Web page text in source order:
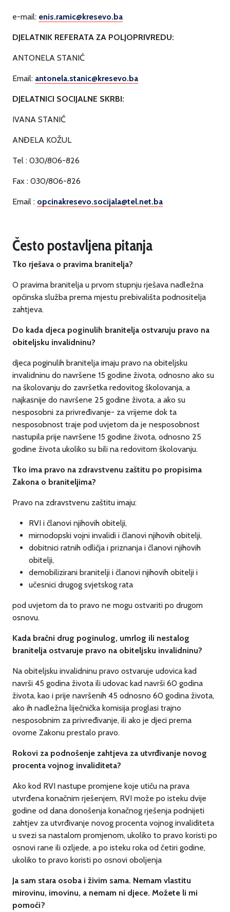
e-mail: enis.ramic@kresevo.ba
DJELATNIK REFERATA ZA POLJOPRIVREDU:
ANTONELA STANIĆ
Email: antonela.stanic@kresevo.ba
DJELATNICI SOCIJALNE SKRBI:
IVANA STANIĆ
ANĐELA KOŽUL
Tel : 030/806-826
Fax : 030/806-826
Email : opcinakresevo.socijala@tel.net.ba
Često postavljena pitanja
Tko rješava o pravima branitelja?
O pravima branitelja u prvom stupnju rješava nadležna
općinska služba prema mjestu prebivališta podnositelja
zahtjeva.
Do kada djeca poginulih branitelja ostvaruju pravo na
obiteljsku invalidninu?
djeca poginulih branitelja imaju pravo na obiteljsku
invalidninu do navršene 15 godine života, odnosno ako su
na školovanju do završetka redovitog školovanja, a
najkasnije do navršene 25 godine života, a ako su
nesposobni za privređivanje- za vrijeme dok ta
nesposobnost traje pod uvjetom da je nesposobnost
nastupila prije navršene 15 godine života, odnosno 25
godine života ukoliko su bili na redovitom školovanju.
Tko ima pravo na zdravstvenu zaštitu po propisima
Zakona o braniteljima?
Pravo na zdravstvenu zaštitu imaju:
RVI i članovi njihovih obitelji,
mirnodopski vojni invalidi i članovi njihovih obitelji,
dobitnici ratnih odličja i priznanja i članovi njihovih
obitelji,
demobilizirani branitelji i članovi njihovih obitelji i
učesnici drugog svjetskog rata
pod uvjetom da to pravo ne mogu ostvariti po drugom
osnovu.
Kada bračni drug poginulog, umrlog ili nestalog
branitelja ostvaruje pravo na obiteljsku invalidninu?
Na obiteljsku invalidninu pravo ostvaruje udovica kad
navrši 45 godina života ili udovac kad navrši 60 godina
života, kao i prije navršenih 45 odnosno 60 godina života,
ako ih nadležna liječnička komisija proglasi trajno
nesposobnim za privređivanje, ili ako je djeci prema
ovome Zakonu prestalo pravo.
Rokovi za podnošenje zahtjeva za utvrđivanje novog
procenta vojnog invaliditeta?
Ako kod RVI nastupe promjene koje utiču na prava
utvrđena konačnim rješenjem, RVI može po isteku dvije
godine od dana donošenja konačnog rješenja podnijeti
zahtjev za utvrđivanje novog procenta vojnog invaliditeta
u svezi sa nastalom promjenom, ukoliko to pravo koristi po
osnovi rane ili ozljede, a po isteku roka od četiri godine,
ukoliko to pravo koristi po osnovi oboljenja
Ja sam stara osoba i živim sama. Nemam vlastitu
mirovinu, imovinu, a nemam ni djece. Možete li mi
pomoći?